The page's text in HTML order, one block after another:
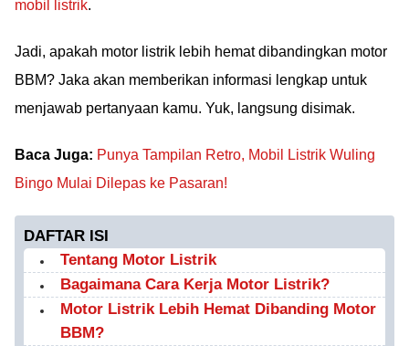
mobil listrik.
Jadi, apakah motor listrik lebih hemat dibandingkan motor
BBM? Jaka akan memberikan informasi lengkap untuk
menjawab pertanyaan kamu. Yuk, langsung disimak.
Baca Juga: Punya Tampilan Retro, Mobil Listrik Wuling
Bingo Mulai Dilepas ke Pasaran!
DAFTAR ISI
Tentang Motor Listrik
Bagaimana Cara Kerja Motor Listrik?
Motor Listrik Lebih Hemat Dibanding Motor
BBM?